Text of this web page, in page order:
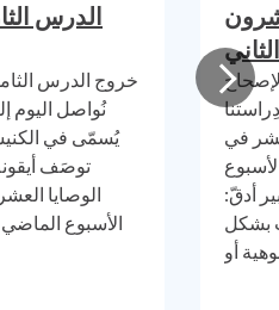
الدرس
خروج الدرس
نُواصل اليوم
يُسمّى في
توصَف
الوصايا
الأسبوع
في
أدقّ:
بشكل